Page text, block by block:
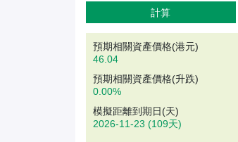
計算
預期相關資產價格(港元)
46.04
預期相關資產價格(升跌)
0.00%
模擬距離到期日(天)
2026-11-23 (109天)